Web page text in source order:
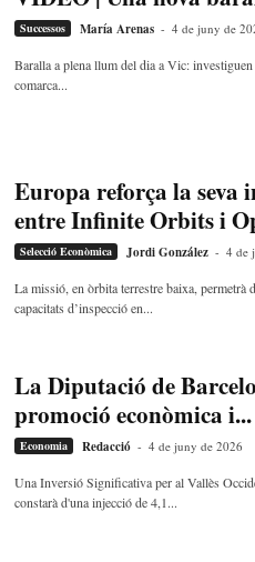
Successos María Arenas - 4 de juny de
Baralla a plena llum del dia a Vic:
comarca...
Europa reforça la seva
entre Infinite Orbits i
Selecció Econòmica Jordi González - 4 de
La missió, en òrbita terrestre baixa, permetrà
capacitats d’inspecció en...
La Diputació de
promoció econòmica i...
Economia Redacció - 4 de juny de 2026
Una Inversió Significativa per al Vallès
constarà d'una injecció de 4,1...